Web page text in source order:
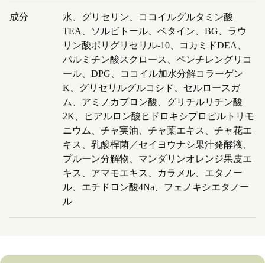
成分
水、グリセリン、ココイルグルタミン酸
TEA、ソルビトール、ベタイン、BG、ラウ
リン酸ポリグリセリル-10、コカミドDEA、
パルミチン酸スクロース、ペンチレングリコ
ール、DPG、ココイル加水分解コラーゲン
K、グリセリルグルコシド、セルロースガ
ム、アミノカプロン酸、グリチルリチン酸
2K、ヒアルロン酸ヒドロキシプロピルトリモ
ニウム、チャ実油、チャ葉エキス、チャ花エ
キス、乳酸桿菌／セイヨウナシ果汁発酵液、
プルーン分解物、マンダリンオレンジ果皮エ
キス、アマモエキス、カラメル、エタノー
ル、エチドロン酸4Na、フェノキシエタノー
ル